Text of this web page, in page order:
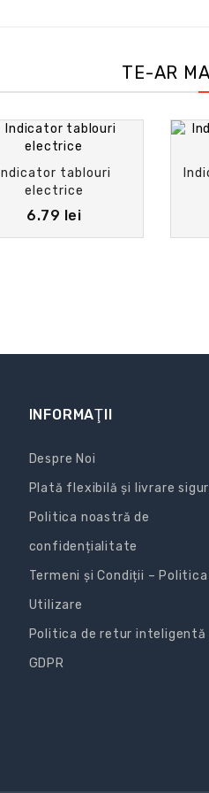
TE-AR
Indicator tablouri
electrice
6.79 lei
INFORMAŢII
Despre Noi
Plată flexibilă și livrare
Politica noastră de
confidențialitate
Termeni și Condiții – Politica
Utilizare
Politica de retur inteligentă
GDPR